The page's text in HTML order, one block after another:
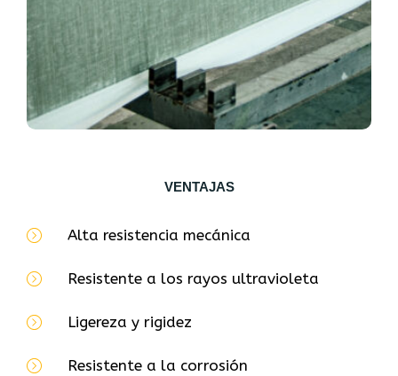
VENTAJAS
Alta resistencia mecánica
Resistente a los rayos ultravioleta
Ligereza y rigidez
Resistente a la corrosión